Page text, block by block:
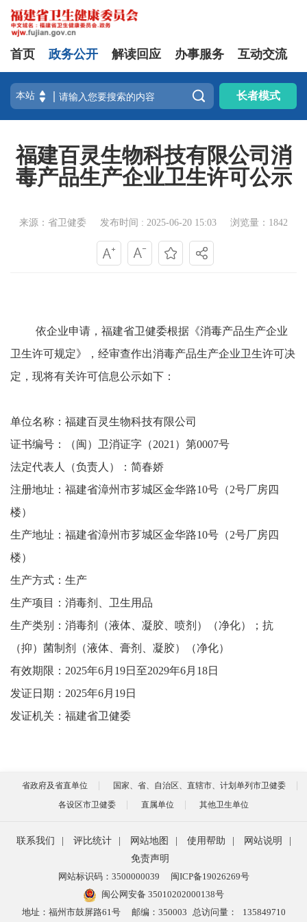
首页 政务公开 解读回应 办事服务 互动交流
 长者模式
福建百灵生物科技有限公司消
毒产品生产企业卫生许可公示
来源：省卫健委 发布时间 : 2025-06-20 15:03 浏览量：1842
依企业申请，福建省卫健委根据《消毒产品生产企业
卫生许可规定》，经审查作出消毒产品生产企业卫生许可决
定，现将有关许可信息公示如下：
单位名称： 福建百灵生物科技有限公司
证书编号：（闽）卫消证字（2021 ）第0007号
法定代表人（负责人）： 简春娇
注册地址： 福建省漳州市芗城区金华路10号（2号厂房四
楼）
生产地址： 福建省漳州市芗城区金华路10号（2号厂房四
楼）
生产方式：生产
生产项目： 消毒剂、卫生用品
生产类别： 消毒剂（液体、凝胶、喷剂）（净化）；抗
（抑）菌制剂（液体、膏剂、凝胶）（净化）
有效期限： 2025年6月 19日至2029年6月 18日
发证日期： 2025年6月 19日
发证机关：福建省卫健委
省政府及省直单位
国家、省、自治区、直辖市、计划单列市卫健委
各设区市卫健委
直属单位 其他卫生单位
联系我们 评比统计 网站地图 使用帮助 网站说明
免责声明
网站标识码：3500000039
闽ICP备19026269号
闽公网安备 35010202000138号
地址：福州市鼓屏路61号
邮编：350003 总访问量： 135849710